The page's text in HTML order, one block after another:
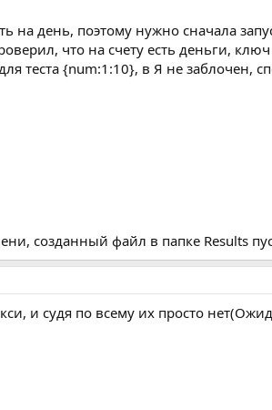
на день, поэтому нужно сначала
что на счету есть деньги,
теста {num:1:10}, в Я не заблочен,
созданный файл в папке Results
и судя по всему их просто